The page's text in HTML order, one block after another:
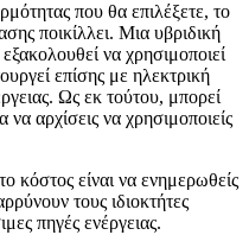
που θα επιλέξετε, το
ποικίλλει. Μια υβριδική
να χρησιμοποιεί
επίσης με ηλεκτρική
Ως εκ τούτου, μπορεί
να αρχίσεις να χρησιμοποιείς
κόστος είναι να ενημερωθείς
τους ιδιοκτήτες
πηγές ενέργειας.